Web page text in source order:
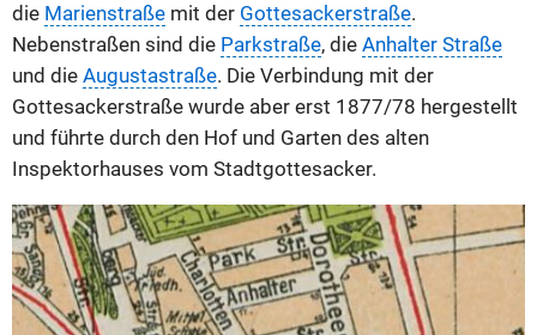
die Marienstraße mit der Gottesackerstraße.
Nebenstraßen sind die Parkstraße, die Anhalter Straße
und die Augustastraße. Die Verbindung mit der
Gottesackerstraße wurde aber erst 1877/78 hergestellt
und führte durch den Hof und Garten des alten
Inspektorhauses vom Stadtgottesacker.